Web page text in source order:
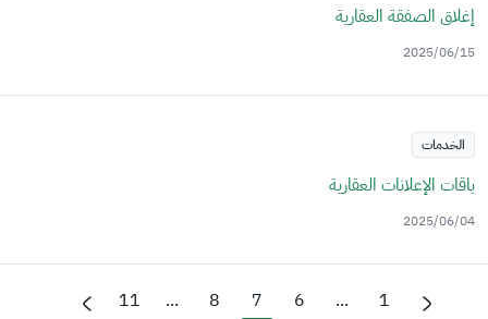
إغلاق الصفقة العقارية
2025/06/15
الخدمات
باقات الإعلانات العقارية
2025/06/04
1
...
6
7
8
...
11